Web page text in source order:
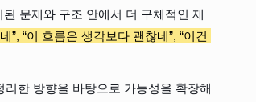
문제와 구조 안에서 더 구체적인 제
“이 흐름은 생각보다 괜찮네”, “이건
한 방향을 바탕으로 가능성을 확장해